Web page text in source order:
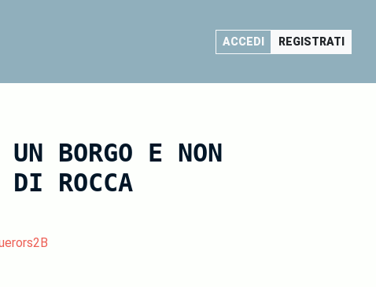
ACCEDI REGISTRATI
BORGO E NON
ROCCA